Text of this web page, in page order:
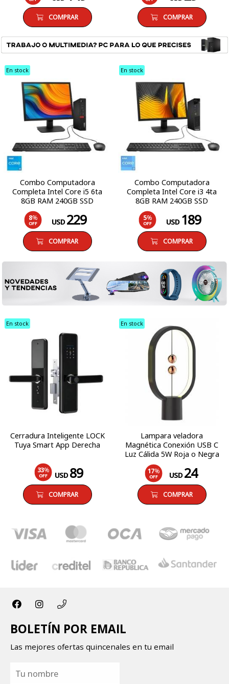
COMPRAR COMPRAR
En stock
Combo Computadora
Completa Intel Core i5 6ta
8GB RAM 240GB SSD
Monitor LCD 19 Windows 10
Pro
8%
OFF USD 229
COMPRAR
En stock
Combo Computadora
Completa Intel Core i3 4ta
8GB RAM 240GB SSD
Monitor LCD 19 Windows 10
Pro
5%
OFF USD 189
COMPRAR
En stock
Cerradura Inteligente LOCK
Tuya Smart App Derecha
33%
OFF USD 89
COMPRAR
En stock
Lampara veladora
Magnética Conexión USB C
Luz Cálida 5W Roja o Negra
17%
OFF USD 24
COMPRAR
BOLETÍN POR EMAIL
Las mejores ofertas quincenales en tu email